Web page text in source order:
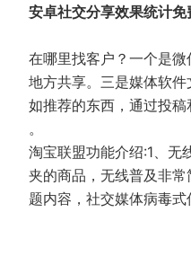
安卓社交分享效果统计免
在哪里找客户？一个是
地方共享。三是媒体软
如推荐的东西，通过投稿
。
淘宝联盟功能介绍:1、无
夹的商品，无线普及非
题内容，社交媒体病毒